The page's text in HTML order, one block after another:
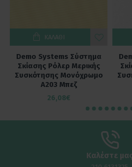
Demo Systems Σύστημα
Σκίασης Ρόλερ Μερικής
Συσκότησης Μονόχρωμο
A203 Μπεζ
26,08€
ΚΑΛΆΘΙ
Καλέστε μας